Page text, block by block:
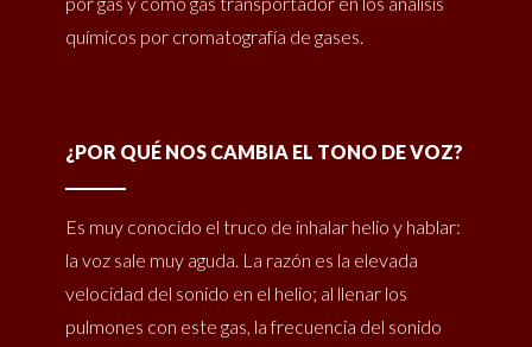
químicos por cromatografía de gases.
¿POR QUÉ NOS CAMBIA EL TONO DE VOZ?
Es muy conocido el truco de inhalar helio y hablar:
la voz sale muy aguda. La razón es la elevada
velocidad del sonido en el helio; al llenar los
pulmones con este gas, la frecuencia del sonido